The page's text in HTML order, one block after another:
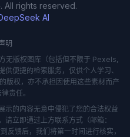
All rights reserved.
AI
明
无版权图库（包括但不限于 Pexels,
便捷的检索服务，仅供个人学习、
版权，亦不承担因使用这些素材而产
责任。
示的内容无意中侵犯了您的合法权益
请立即通过上方联系方式（邮箱：
馈后，我们将第一时间进行核实，